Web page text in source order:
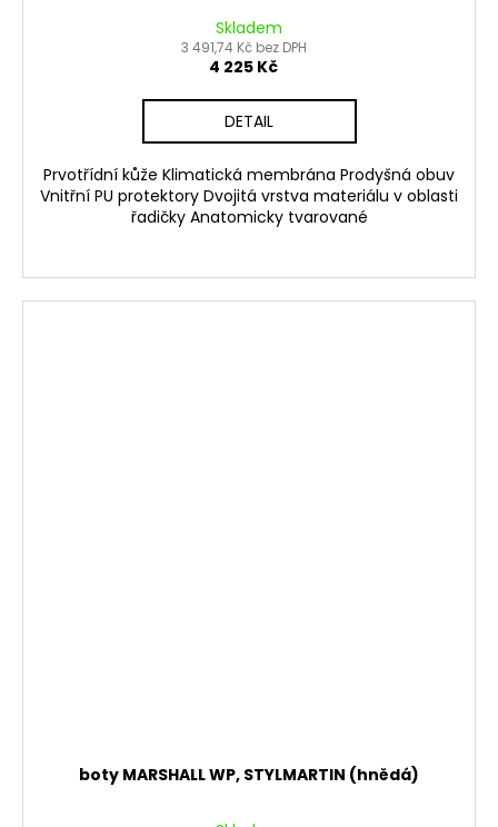
Skladem
3 491,74 Kč bez DPH
4 225 Kč
DETAIL
Prvotřídní kůže Klimatická membrána Prodyšná obuv
Vnitřní PU protektory Dvojitá vrstva materiálu v oblasti
řadičky Anatomicky tvarované
boty MARSHALL WP, STYLMARTIN (hnědá)